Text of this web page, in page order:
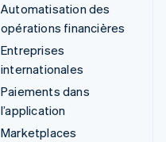
Automatisation des
opérations financières
Entreprises
internationales
Paiements dans
l’application
Marketplaces